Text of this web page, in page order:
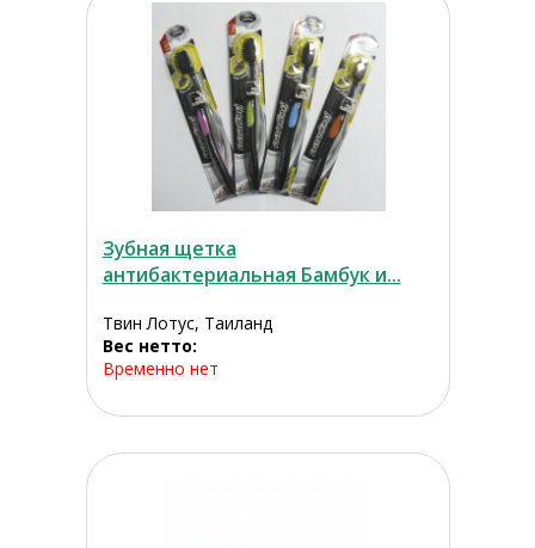
Зубная щетка
антибактериальная Бамбук и...
Твин Лотус, Таиланд
Вес нетто:
Временно нет